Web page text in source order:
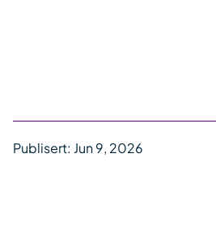
Publisert: Jun 9, 2026